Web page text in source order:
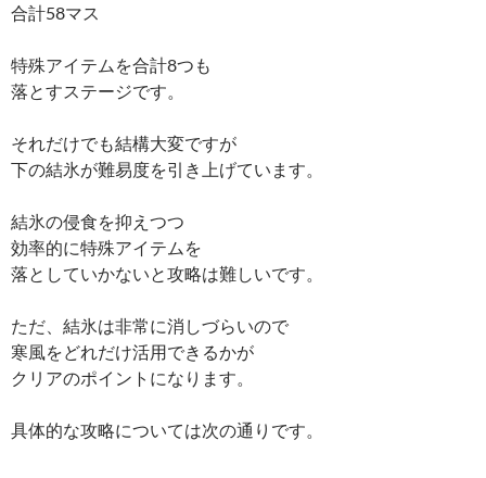
合計58マス
特殊アイテムを合計8つも
落とすステージです。
それだけでも結構大変ですが
下の結氷が難易度を引き上げています。
結氷の侵食を抑えつつ
効率的に特殊アイテムを
落としていかないと攻略は難しいです。
ただ、結氷は非常に消しづらいので
寒風をどれだけ活用できるかが
クリアのポイントになります。
具体的な攻略については次の通りです。